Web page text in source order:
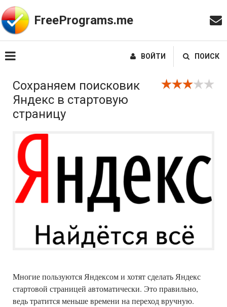
FreePrograms.me
ВОЙТИ ПОИСК
Сохраняем поисковик
Яндекс в стартовую
страницу
Многие пользуются Яндексом и хотят сделать Яндекс
стартовой страницей автоматически. Это правильно,
ведь тратится меньше времени на переход вручную.